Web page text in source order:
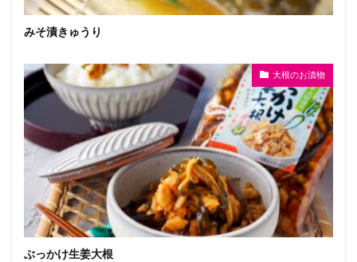
みそ漬きゅうり
大根のお漬物
ぶっかけ生姜大根